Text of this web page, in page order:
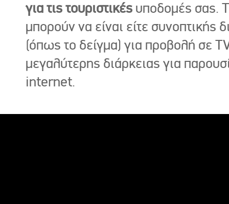
για τις τουριστικές υποδομές σας.
μπορούν να είναι είτε συνοπτικής
(όπως το δείγμα) για προβολή σε
μεγαλύτερης διάρκειας για
internet.